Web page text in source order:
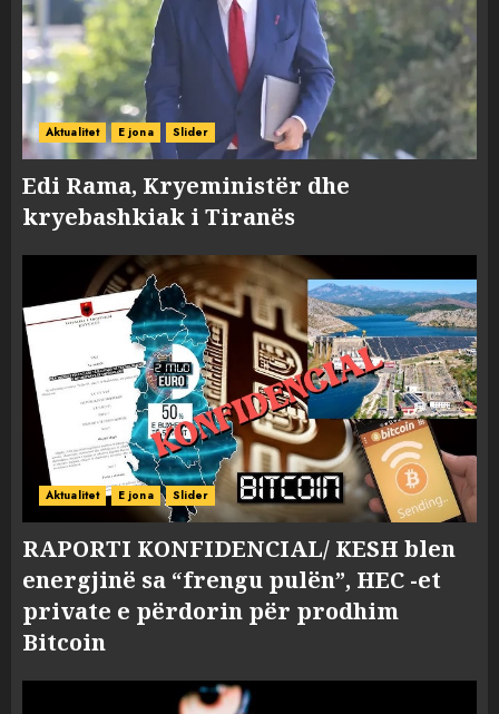
Aktualitet E jona Slider
Edi Rama, Kryeministër dhe
kryebashkiak i Tiranës
Aktualitet E jona Slider
RAPORTI KONFIDENCIAL/ KESH blen
energjinë sa “frengu pulën”, HEC -et
private e përdorin për prodhim
Bitcoin